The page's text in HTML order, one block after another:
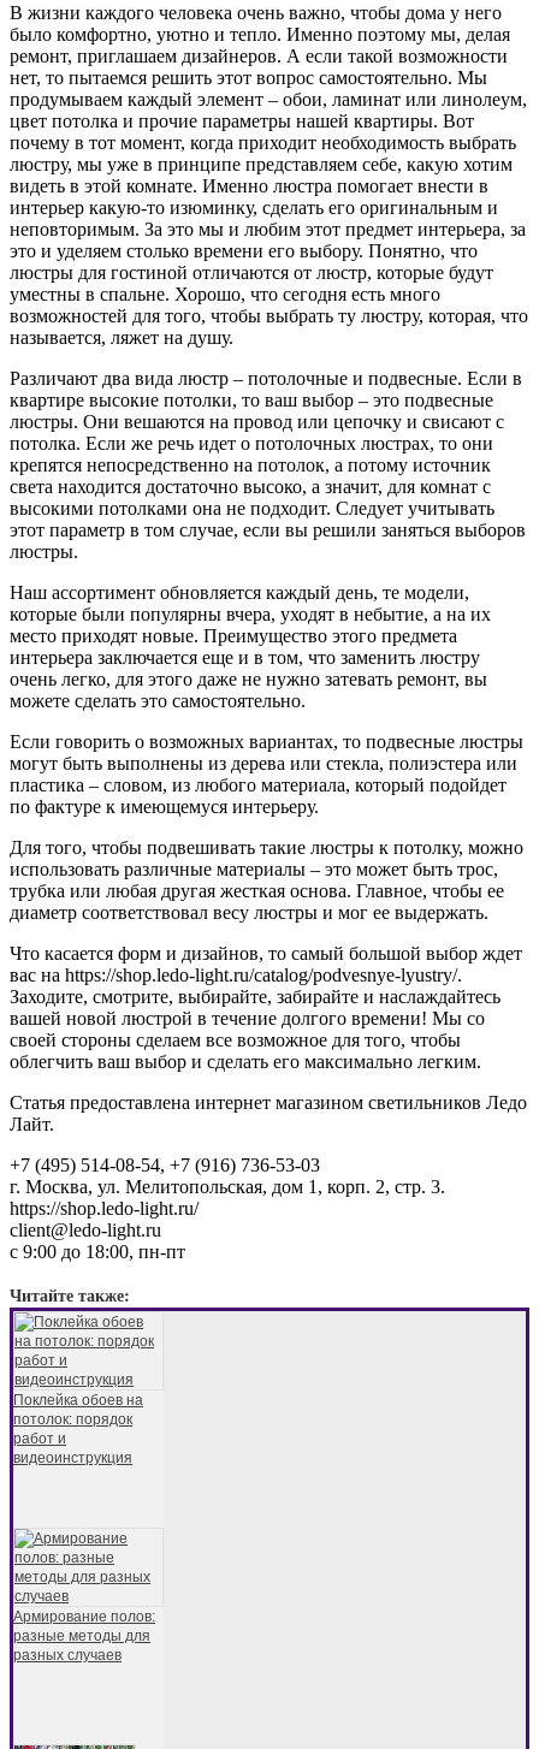
В жизни каждого человека очень важно, чтобы дома у него
было комфортно, уютно и тепло. Именно поэтому мы, делая
ремонт, приглашаем дизайнеров. А если такой возможности
нет, то пытаемся решить этот вопрос самостоятельно. Мы
продумываем каждый элемент – обои, ламинат или линолеум,
цвет потолка и прочие параметры нашей квартиры. Вот
почему в тот момент, когда приходит необходимость выбрать
люстру, мы уже в принципе представляем себе, какую хотим
видеть в этой комнате. Именно люстра помогает внести в
интерьер какую-то изюминку, сделать его оригинальным и
неповторимым. За это мы и любим этот предмет интерьера, за
это и уделяем столько времени его выбору. Понятно, что
люстры для гостиной отличаются от люстр, которые будут
уместны в спальне. Хорошо, что сегодня есть много
возможностей для того, чтобы выбрать ту люстру, которая, что
называется, ляжет на душу.
Различают два вида люстр – потолочные и подвесные. Если в
квартире высокие потолки, то ваш выбор – это подвесные
люстры. Они вешаются на провод или цепочку и свисают с
потолка. Если же речь идет о потолочных люстрах, то они
крепятся непосредственно на потолок, а потому источник
света находится достаточно высоко, а значит, для комнат с
высокими потолками она не подходит. Следует учитывать
этот параметр в том случае, если вы решили заняться выборов
люстры.
Наш ассортимент обновляется каждый день, те модели,
которые были популярны вчера, уходят в небытие, а на их
место приходят новые. Преимущество этого предмета
интерьера заключается еще и в том, что заменить люстру
очень легко, для этого даже не нужно затевать ремонт, вы
можете сделать это самостоятельно.
Если говорить о возможных вариантах, то подвесные люстры
могут быть выполнены из дерева или стекла, полиэстера или
пластика – словом, из любого материала, который подойдет
по фактуре к имеющемуся интерьеру.
Для того, чтобы подвешивать такие люстры к потолку, можно
использовать различные материалы – это может быть трос,
трубка или любая другая жесткая основа. Главное, чтобы ее
диаметр соответствовал весу люстры и мог ее выдержать.
Что касается форм и дизайнов, то самый большой выбор ждет
вас на https://shop.ledo-light.ru/catalog/podvesnye-lyustry/.
Заходите, смотрите, выбирайте, забирайте и наслаждайтесь
вашей новой люстрой в течение долгого времени! Мы со
своей стороны сделаем все возможное для того, чтобы
облегчить ваш выбор и сделать его максимально легким.
Статья предоставлена интернет магазином светильников Ледо
Лайт.
+7 (495) 514-08-54, +7 (916) 736-53-03
г. Москва, ул. Мелитопольская, дом 1, корп. 2, стр. 3.
https://shop.ledo-light.ru/
client@ledo-light.ru
с 9:00 до 18:00, пн-пт
Читайте также:
Поклейка обоев на
потолок: порядок
работ и
видеоинструкция
Армирование полов:
разные методы для
разных случаев